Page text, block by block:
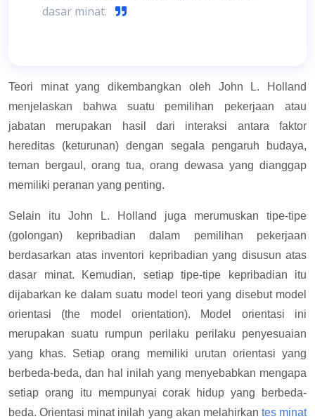
dasar minat.
Teori minat yang dikembangkan oleh John L. Holland
menjelaskan bahwa suatu pemilihan pekerjaan atau
jabatan merupakan hasil dari interaksi antara faktor
hereditas (keturunan) dengan segala pengaruh budaya,
teman bergaul, orang tua, orang dewasa yang dianggap
memiliki peranan yang penting.
Selain itu John L. Holland juga merumuskan tipe-tipe
(golongan) kepribadian dalam pemilihan pekerjaan
berdasarkan atas inventori kepribadian yang disusun atas
dasar minat. Kemudian, setiap tipe-tipe kepribadian itu
dijabarkan ke dalam suatu model teori yang disebut model
orientasi (the model orientation). Model orientasi ini
merupakan suatu rumpun perilaku perilaku penyesuaian
yang khas. Setiap orang memiliki urutan orientasi yang
berbeda-beda, dan hal inilah yang menyebabkan mengapa
setiap orang itu mempunyai corak hidup yang berbeda-
beda. Orientasi minat inilah yang akan melahirkan tes minat